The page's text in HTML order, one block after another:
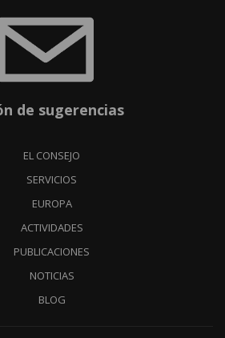
de sugerencias
EL CONSEJO
SERVICIOS
EUROPA
ACTIVIDADES
PUBLICACIONES
NOTICIAS
BLOG